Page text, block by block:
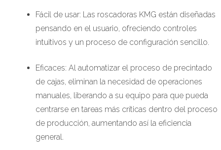
Fácil de usar: Las roscadoras KMG están diseñadas
pensando en el usuario, ofreciendo controles
intuitivos y un proceso de configuración sencillo.
Eficaces: Al automatizar el proceso de precintado
de cajas, eliminan la necesidad de operaciones
manuales, liberando a su equipo para que pueda
centrarse en tareas más críticas dentro del proceso
de producción, aumentando así la eficiencia
general.